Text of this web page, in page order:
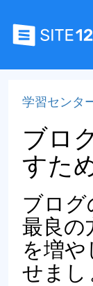
学習センタ
ブロ
すた
ブログ
最良の
を増や
せまし